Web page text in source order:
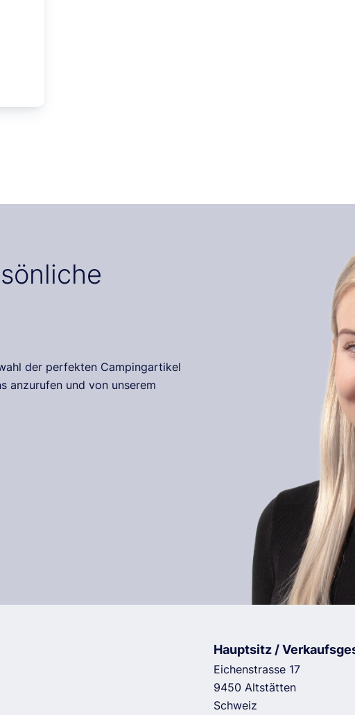
der perfekten Campingartikel
anzurufen und von unserem
Hauptsitz /
Eichenstrasse 17
9450 Altstätten
Schweiz